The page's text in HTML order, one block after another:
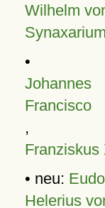
Wilhelm
Synaxarium
•
Francisco
,
Franziskus
• neu: Eudo
Helerius